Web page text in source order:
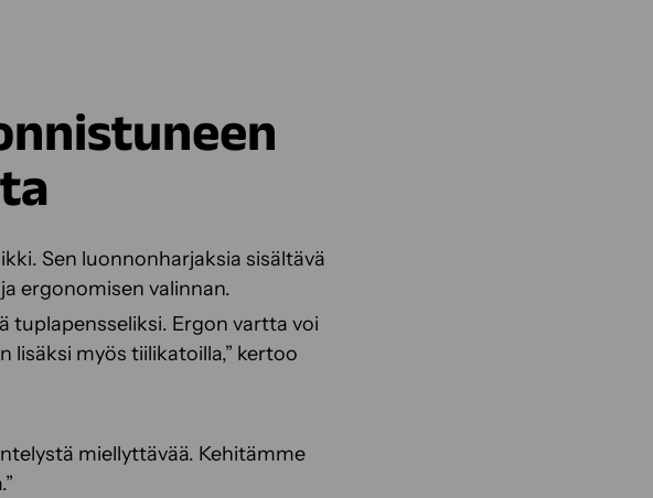
Sen luonnonharjaksia sisältävä
ergonomisen valinnan.
tuplapensseliksi. Ergon vartta voi
lisäksi myös tiilikatoilla,” kertoo
miellyttävää. Kehitämme